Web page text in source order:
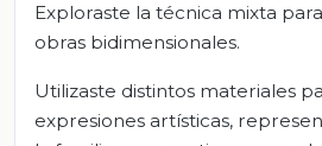
Exploraste la técnica mixta
obras bidimensionales.
Utilizaste distintos materiales
expresiones artísticas,